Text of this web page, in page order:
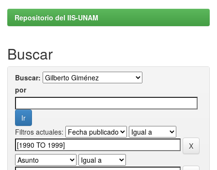
Repositorio del IIS-UNAM
Buscar
Buscar:
por
Filtros actuales: